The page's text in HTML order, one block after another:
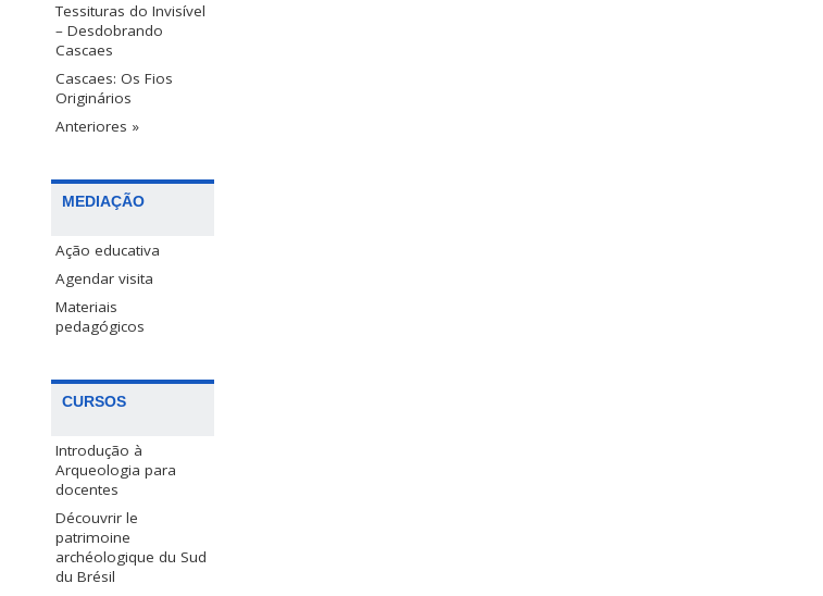
Tessituras do Invisível
– Desdobrando
Cascaes
Cascaes: Os Fios
Originários
Anteriores »
MEDIAÇÃO
Ação educativa
Agendar visita
Materiais
pedagógicos
CURSOS
Introdução à
Arqueologia para
docentes
Découvrir le
patrimoine
archéologique du Sud
du Brésil